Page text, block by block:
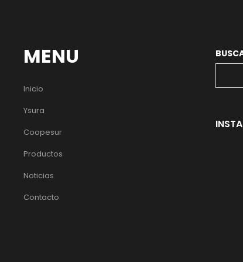
MENU
Inicio
Ysura
Coopesur
Productos
Noticias
Contacto